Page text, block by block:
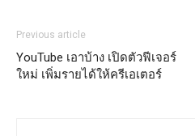
Previous article
YouTube เอาบ้าง เปิดตัวฟีเจอร์
ใหม่ เพิ่มรายได้ให้ครีเอเตอร์